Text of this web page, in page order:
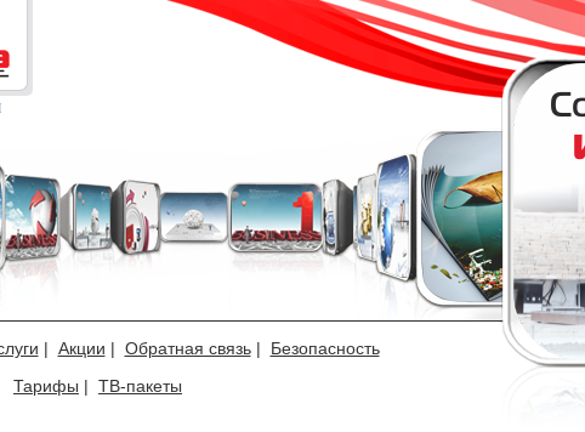
| Акции | Обратная связь| Безопасность
Тарифы | ТВ-пакеты